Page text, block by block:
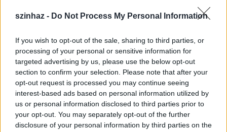
szinhaz - Do Not Process My Personal Information
If you wish to opt-out of the sale, sharing to third parties, or
processing of your personal or sensitive information for
targeted advertising by us, please use the below opt-out
section to confirm your selection. Please note that after your
opt-out request is processed you may continue seeing
interest-based ads based on personal information utilized by
us or personal information disclosed to third parties prior to
your opt-out. You may separately opt-out of the further
disclosure of your personal information by third parties on the
http://www.kultura.hucímen megjelent kiírás
értelmében a pályázatokat a Kulturális Közlöny
következő, 13. számának megjelenésétől számított
harminc napon belül lehet benyújtani - közölte a
tárca sajtóirodája az MTI-vel. Az új vezető elsődleges
feladata az intézmény legjobb művészi
hagyományainak ápolása és a korszerű
operajátszás továbbfejlesztése lesz - olvasható a